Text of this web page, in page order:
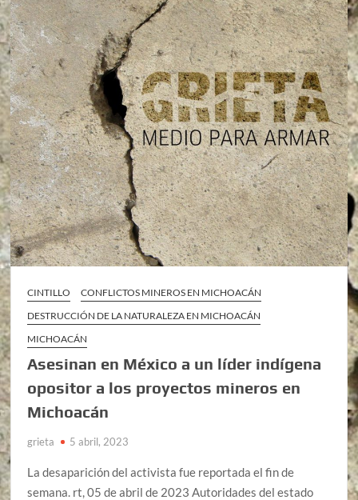
CINTILLO
CONFLICTOS MINEROS EN MICHOACÁN
DESTRUCCIÓN DE LA NATURALEZA EN MICHOACÁN
MICHOACÁN
Asesinan en México a un líder indígena
opositor a los proyectos mineros en
Michoacán
grieta 5 abril, 2023
La desaparición del activista fue reportada el fin de
semana. rt, 05 de abril de 2023 Autoridades del estado